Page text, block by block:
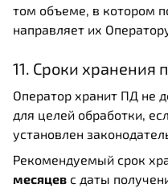
том объеме, в котором
направляет их
11. Сроки хранения
Оператор хранит ПД не
для целей обработки,
установлен
Рекомендуемый срок
месяцев с даты